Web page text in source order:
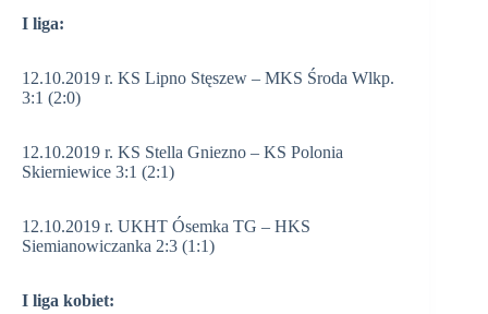
I liga:
12.10.2019 r. KS Lipno Stęszew – MKS Środa Wlkp.
3:1 (2:0)
12.10.2019 r. KS Stella Gniezno – KS Polonia
Skierniewice 3:1 (2:1)
12.10.2019 r. UKHT Ósemka TG – HKS
Siemianowiczanka 2:3 (1:1)
I liga kobiet: